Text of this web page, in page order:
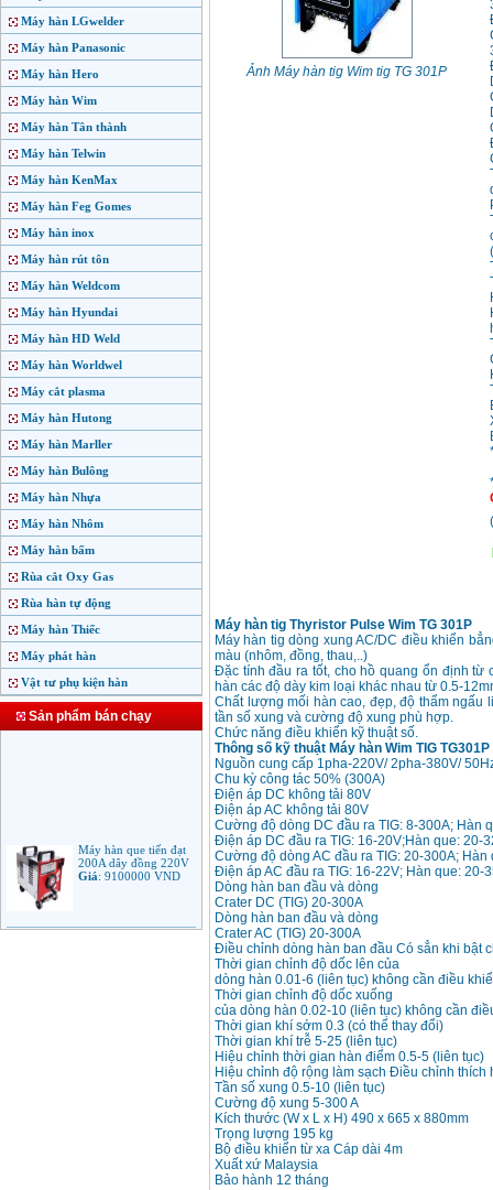
Máy hàn LGwelder
Máy hàn Panasonic
Máy hàn Hero
Máy hàn Wim
Máy hàn Tân thành
Máy hàn Telwin
Máy hàn KenMax
Máy hàn Feg Gomes
Máy hàn inox
Máy hàn rút tôn
Máy hàn Weldcom
Máy hàn Hyundai
Máy hàn HD Weld
Máy hàn Worldwel
Máy cắt plasma
Máy hàn Hutong
Máy hàn Marller
Máy hàn Bulông
Máy hàn Nhựa
Máy hàn Nhôm
Máy hàn bấm
Rùa cắt Oxy Gas
Rùa hàn tự động
Máy hàn Thiếc
Máy phát hàn
Vật tư phụ kiện hàn
Sản phẩm bán chạy
200A dây đồng 220V
Giá:9100000VND
Máy hàn que điện tử
Ảnh Máy hàn tig Wim tig TG 301P
(
Máy hàn tig Thyristor Pulse Wim TG 301P
Máy hàn tig dòng xung AC/DC điều khiển
màu (nhôm, đồng, thau,..)
Đặc tính đầu ra tốt, cho hồ quang ổn định
hàn các độ dày kim loại khác nhau từ 0.5-
Chất lượng mối hàn cao, đẹp, độ thẩm ngấu
tần số xung và cường độ xung phù hợp.
Chức năng điều khiển kỹ thuật số.
Thông số kỹ thuật Máy hàn Wim TIG TG301P
Nguồn cung cấp 1pha-220V/ 2pha-380V/
Chu kỳ công tác 50% (300A)
Điện áp DC không tải 80V
Điện áp AC không tải 80V
Cường độ dòng DC đầu ra TIG: 8-300A; Hàn
Điện áp DC đầu ra TIG: 16-20V;Hàn que: 20-
Cường độ dòng AC đầu ra TIG: 20-300A; Hàn
Điện áp AC đầu ra TIG: 16-22V; Hàn que: 20-
Dòng hàn ban đầu và dòng
Crater DC (TIG) 20-300A
Dòng hàn ban đầu và dòng
Crater AC (TIG) 20-300A
Điều chỉnh dòng hàn ban đầu Có sẳn khi bật
Thời gian chỉnh độ dốc lên của
dòng hàn 0.01-6 (liên tục) không cần điều
Thời gian chỉnh độ dốc xuống
của dòng hàn 0.02-10 (liên tục) không cần
Thời gian khí sớm 0.3 (có thể thay đổi)
Thời gian khí trễ 5-25 (liên tục)
Hiệu chỉnh thời gian hàn điểm 0.5-5 (liên tục)
Hiệu chỉnh độ rộng làm sạch Điều chỉnh thích
Tần số xung 0.5-10 (liên tục)
Cường độ xung 5-300 A
Kích thước (W x L x H) 490 x 665 x 880mm
Trọng lượng 195 kg
Bộ điều khiển từ xa Cáp dài 4m
Xuất xứ Malaysia
Bảo hành 12 tháng